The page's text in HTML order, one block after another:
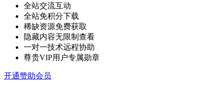
全站交流互动
全站免积分下载
稀缺资源免费获取
隐藏内容无限制查看
一对一技术远程协助
尊贵VIP用户专属勋章
开通赞助会员